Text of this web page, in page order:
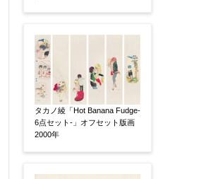
タカノ綾「Hot Banana Fudge-
6点セット-」オフセット版画
2000年